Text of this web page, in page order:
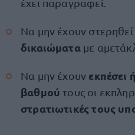
έχει παραγραφεί.
Να μην έχουν στερηθεί
δικαιώματα με
Να μην έχουν εκπέσει
βαθμούτους οι
στρατιωτικές τους